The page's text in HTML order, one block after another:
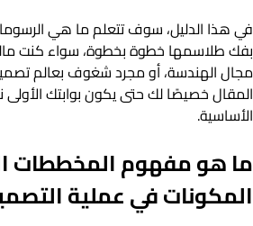
في هذا الدليل، سوف تتعلم ما هي
بفك طلاسمها خطوة بخطوة، سواء كنت
مجال الهندسة، أو مجرد شغوف بعالم
المقال خصيصًا لك حتى يكون بوابتك
الأساسية.
ما هو مفهوم المخططات
المكونات في عملية